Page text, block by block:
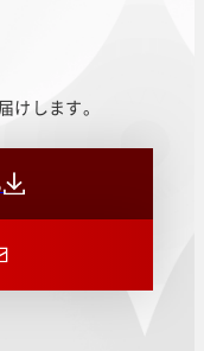
けします。